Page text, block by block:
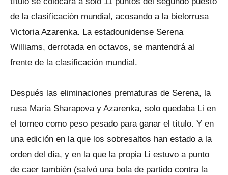
de la clasificación mundial, acosando a la bielorrusa
Victoria Azarenka. La estadounidense Serena
Williams, derrotada en octavos, se mantendrá al
frente de la clasificación mundial.
Después las eliminaciones prematuras de Serena, la
rusa Maria Sharapova y Azarenka, solo quedaba Li en
el torneo como peso pesado para ganar el título. Y en
una edición en la que los sobresaltos han estado a la
orden del día, y en la que la propia Li estuvo a punto
de caer también (salvó una bola de partido contra la